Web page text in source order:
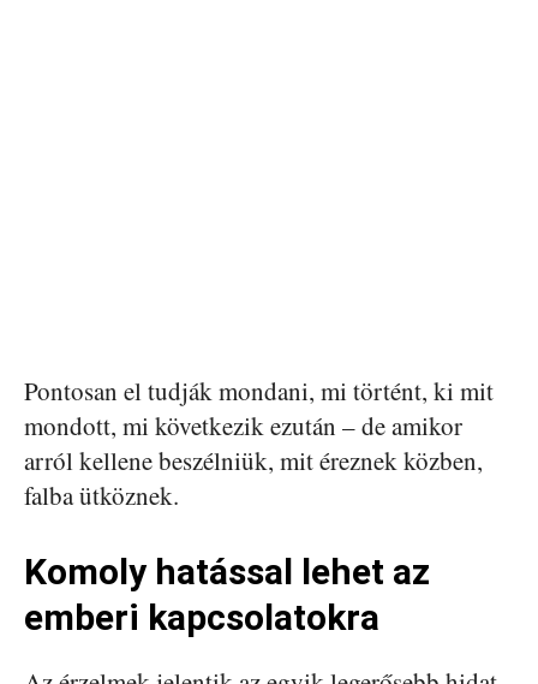
Pontosan el tudják mondani, mi történt, ki mit
mondott, mi következik ezután – de amikor
arról kellene beszélniük, mit éreznek közben,
falba ütköznek.
Komoly hatással lehet az
emberi kapcsolatokra